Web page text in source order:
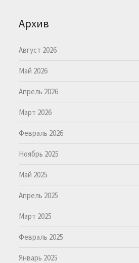
Архив
Август 2026
Май 2026
Апрель 2026
Март 2026
Февраль 2026
Ноябрь 2025
Май 2025
Апрель 2025
Март 2025
Февраль 2025
Январь 2025